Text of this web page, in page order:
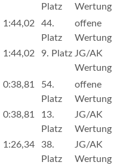
Platz
Wertung
1:44,02
44.
Platz
offene
Wertung
1:44,02 9. Platz JG/AK
Wertung
0:38,81
54.
Platz
offene
Wertung
0:38,81
13.
Platz
JG/AK
Wertung
1:26,34
38.
Platz
JG/AK
Wertung